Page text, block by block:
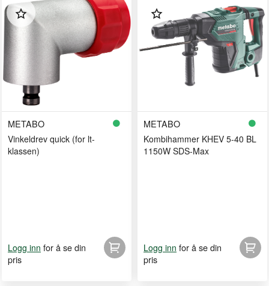
METABO
Vinkeldrev quick (for lt-
klassen)
Logg inn for å se din
pris
METABO
Kombihammer KHEV 5-40 BL
1150W SDS-Max
Logg inn for å se din
pris